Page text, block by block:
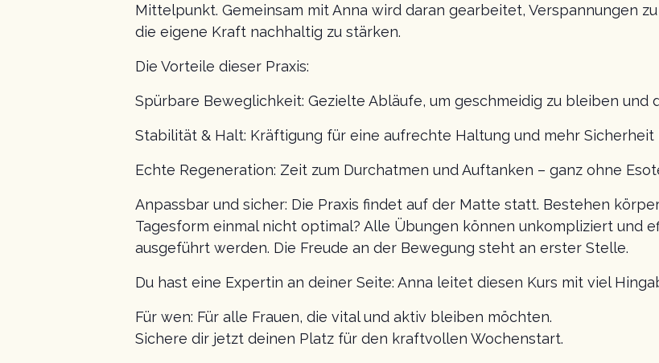
Mittelpunkt. Gemeinsam mit Anna wird daran gearbeitet, Verspannungen
die eigene Kraft nachhaltig zu stärken.
Die Vorteile dieser Praxis:
Spürbare Beweglichkeit: Gezielte Abläufe, um geschmeidig zu bleiben und
Stabilität & Halt: Kräftigung für eine aufrechte Haltung und mehr Sicherheit
Echte Regeneration: Zeit zum Durchatmen und Auftanken – ganz ohne
Anpassbar und sicher: Die Praxis findet auf der Matte statt. Bestehen
Tagesform einmal nicht optimal? Alle Übungen können unkompliziert und
ausgeführt werden. Die Freude an der Bewegung steht an erster Stelle.
Du hast eine Expertin an deiner Seite: Anna leitet diesen Kurs mit viel
Für wen: Für alle Frauen, die vital und aktiv bleiben möchten.
Sichere dir jetzt deinen Platz für den kraftvollen Wochenstart.